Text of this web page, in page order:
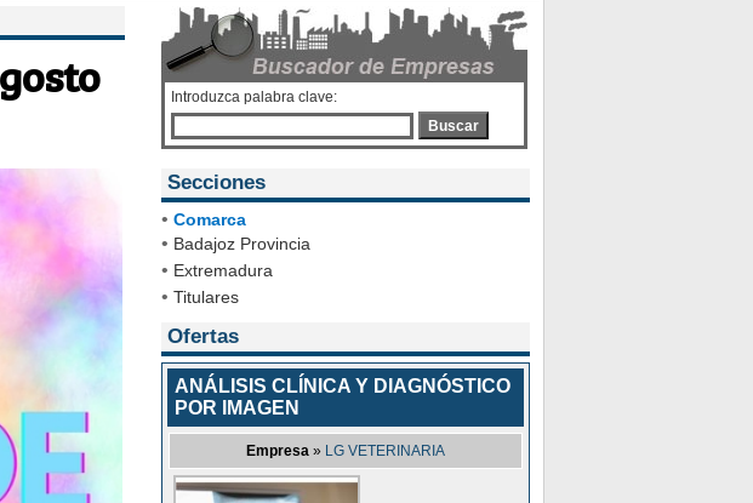
Introduzca palabra clave:
Buscar
Secciones
• Comarca
• Badajoz Provincia
• Extremadura
• Titulares
Ofertas
ANÁLISIS CLÍNICA Y DIAGNÓSTICO
POR IMAGEN
Empresa » LG VETERINARIA